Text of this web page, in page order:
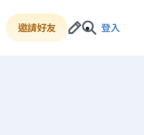
邀請好友 登入